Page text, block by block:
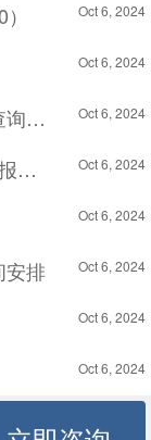
Oct 6, 2024
Oct 6, 2024
2024年下半年心理咨询师证考试成绩查询日期 Oct 6, 2024
2024年8月安徽心理咨询师报名时间、报名流程及所需条件 Oct 6, 2024
Oct 6, 2024
安排 Oct 6, 2024
Oct 6, 2024
Oct 6, 2024